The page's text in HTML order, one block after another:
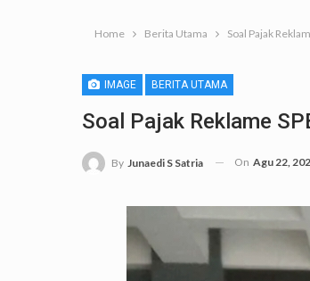
Home Berita Utama Soal Pajak
IMAGE BERITA UTAMA
Soal Pajak Reklame
By Junaedi S Satria On Agu 22,